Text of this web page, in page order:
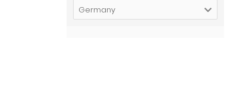
Germany